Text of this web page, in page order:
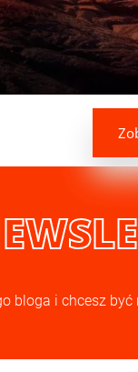
bloga i chcesz